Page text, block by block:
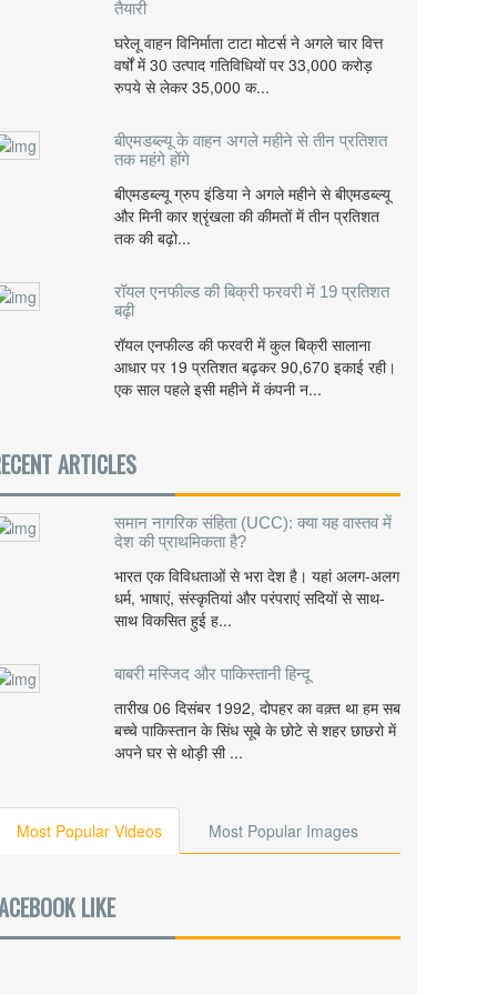
तैयारी
घरेलू वाहन विनिर्माता टाटा मोटर्स ने अगले चार वित्त
वर्षों में 30 उत्पाद गतिविधियों पर 33,000 करोड़
रुपये से लेकर 35,000 क...
बीएमडब्ल्यू के वाहन अगले महीने से तीन प्रतिशत
तक महंगे होंगे
बीएमडब्ल्यू ग्रुप इंडिया ने अगले महीने से बीएमडब्ल्यू
और मिनी कार श्रृंखला की कीमतों में तीन प्रतिशत
तक की बढ़ो...
रॉयल एनफील्ड की बिक्री फरवरी में 19 प्रतिशत
बढ़ी
रॉयल एनफील्ड की फरवरी में कुल बिक्री सालाना
आधार पर 19 प्रतिशत बढ़कर 90,670 इकाई रही।
एक साल पहले इसी महीने में कंपनी न...
ARTICLES
समान नागरिक संहिता (UCC): क्या यह वास्तव में
देश की प्राथमिकता है?
भारत एक विविधताओं से भरा देश है। यहां अलग-अलग
धर्म, भाषाएं, संस्कृतियां और परंपराएं सदियों से साथ-
साथ विकसित हुई ह...
बाबरी मस्जिद और पाकिस्तानी हिन्दू
तारीख 06 दिसंबर 1992, दोपहर का वक़्त था हम सब
बच्चे पाकिस्तान के सिंध सूबे के छोटे से शहर छाछरो में
अपने घर से थोड़ी सी ...
Most Popular Videos Most Popular Images
LIKE